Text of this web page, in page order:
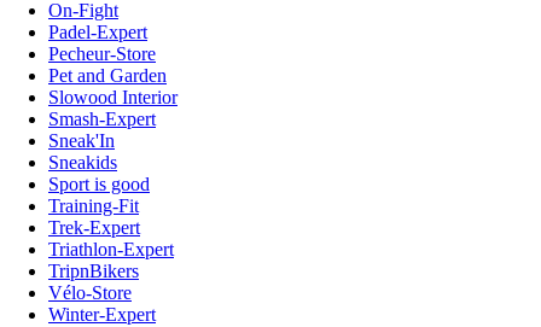
On-Fight
Padel-Expert
Pecheur-Store
Pet and Garden
Slowood Interior
Smash-Expert
Sneak'In
Sneakids
Sport is good
Training-Fit
Trek-Expert
Triathlon-Expert
TripnBikers
Vélo-Store
Winter-Expert